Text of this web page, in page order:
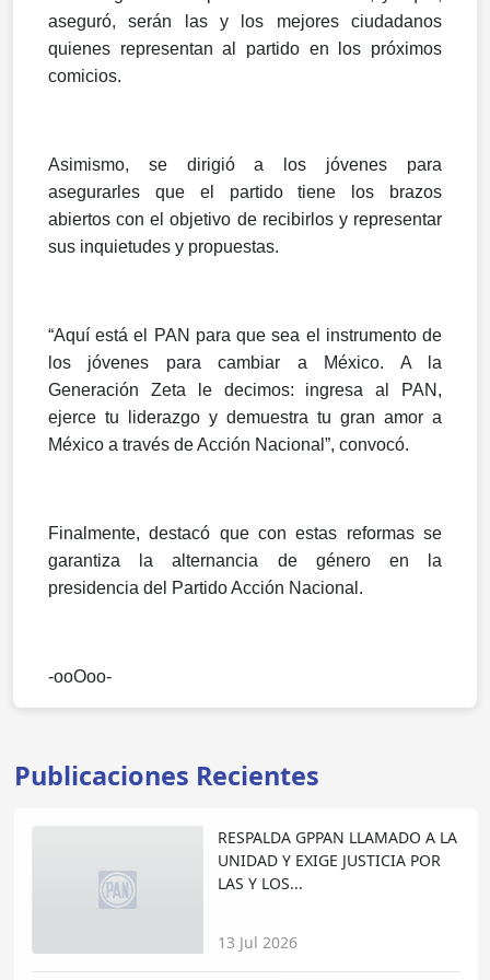
aseguró, serán las y los mejores ciudadanos
quienes representan al partido en los próximos
comicios.
Asimismo, se dirigió a los jóvenes para
asegurarles que el partido tiene los brazos
abiertos con el objetivo de recibirlos y representar
sus inquietudes y propuestas.
“Aquí está el PAN para que sea el instrumento de
los jóvenes para cambiar a México. A la
Generación Zeta le decimos: ingresa al PAN,
ejerce tu liderazgo y demuestra tu gran amor a
México a través de Acción Nacional”, convocó.
Finalmente, destacó que con estas reformas se
garantiza la alternancia de género en la
presidencia del Partido Acción Nacional.
-ooOoo-
Publicaciones Recientes
RESPALDA GPPAN LLAMADO A LA
UNIDAD Y EXIGE JUSTICIA POR
LAS Y LOS...
13 Jul 2026